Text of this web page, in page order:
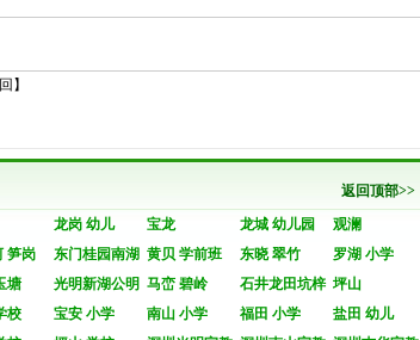
】
返回顶部>>
龙岗 幼儿 宝龙 龙城 幼儿园
观澜
笋岗 东门桂园南湖 黄贝 学前班 东晓 翠竹
罗湖 小学
塘 光明新湖公明 马峦 碧岭 石井龙田坑梓 坪山
校 宝安 小学 南山 小学 福田 小学
盐田 幼儿